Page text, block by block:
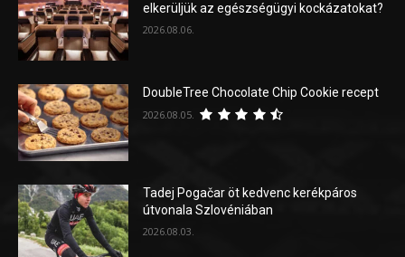
elkerüljük az egészségügyi kockázatokat?
2026.08.06.
DoubleTree Chocolate Chip Cookie recept
2026.08.05.
Tadej Pogačar öt kedvenc kerékpáros
útvonala Szlovéniában
2026.08.03.